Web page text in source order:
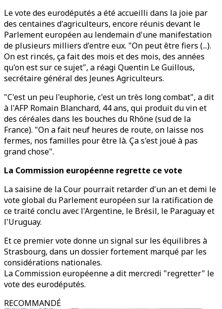
Le vote des eurodéputés a été accueilli dans la joie par
des centaines d'agriculteurs, encore réunis devant le
Parlement européen au lendemain d'une manifestation
de plusieurs milliers d'entre eux. "On peut être fiers (...).
On est rincés, ça fait des mois et des mois, des années
qu'on est sur ce sujet", a réagi Quentin Le Guillous,
secrétaire général des Jeunes Agriculteurs.
"C'est un peu l'euphorie, c'est un très long combat", a dit
à l'AFP Romain Blanchard, 44 ans, qui produit du vin et
des céréales dans les bouches du Rhône (sud de la
France). "On a fait neuf heures de route, on laisse nos
fermes, nos familles pour être là. Ça s'est joué à pas
grand chose".
La Commission européenne regrette ce vote
La saisine de la Cour pourrait retarder d'un an et demi le
vote global du Parlement européen sur la ratification de
ce traité conclu avec l'Argentine, le Brésil, le Paraguay et
l'Uruguay.
Et ce premier vote donne un signal sur les équilibres à
Strasbourg, dans un dossier fortement marqué par les
considérations nationales.
La Commission européenne a dit mercredi "regretter" le
vote des eurodéputés.
RECOMMANDÉ